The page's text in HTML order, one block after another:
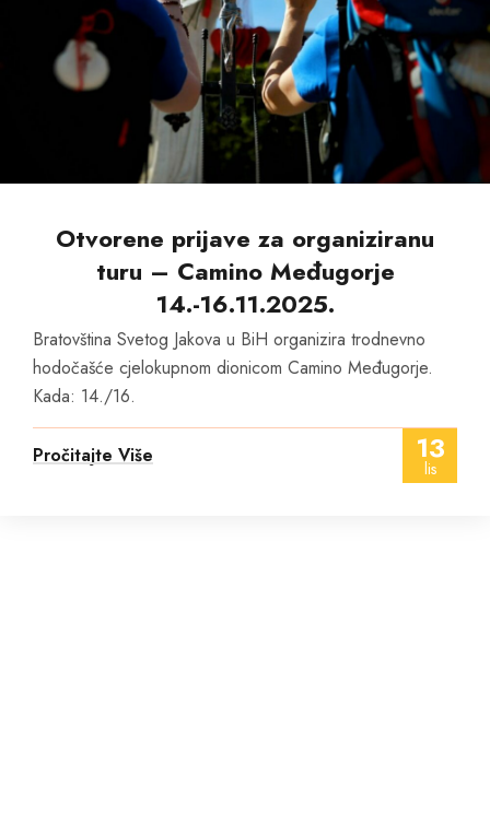
Otvorene prijave za organiziranu
turu – Camino Međugorje
14.-16.11.2025.
Bratovština Svetog Jakova u BiH organizira trodnevno
hodočašće cjelokupnom dionicom Camino Međugorje.
Kada: 14./16.
Pročitajte Više 13
lis